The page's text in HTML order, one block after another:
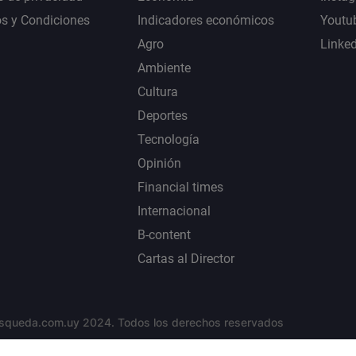
y Condiciones
Indicadores económicos
Agro
Ambiente
Cultura
Deportes
Tecnología
Opinión
Financial times
Internacional
B-content
Cartas al Director
2024. Todos los derechos reservados